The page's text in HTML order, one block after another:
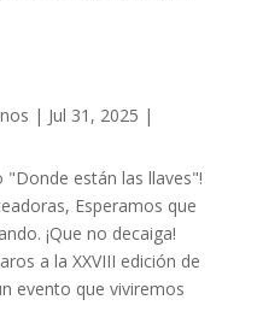
| Jul 31, 2025 |
"Donde están las llaves"!
Esperamos que
¡Que no decaiga!
a la XXVIII edición de
evento que viviremos